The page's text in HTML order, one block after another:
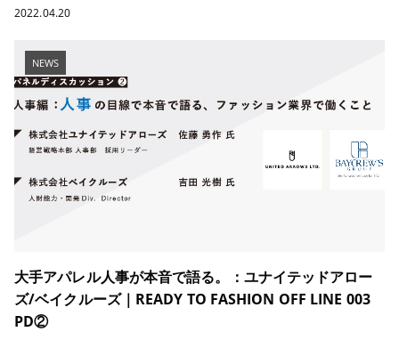
2022.04.20
NEWS
大手アパレル人事が本音で語る。：ユナイテッドアロー
ズ/ベイクルーズ｜READY TO FASHION OFF LINE 003
PD②